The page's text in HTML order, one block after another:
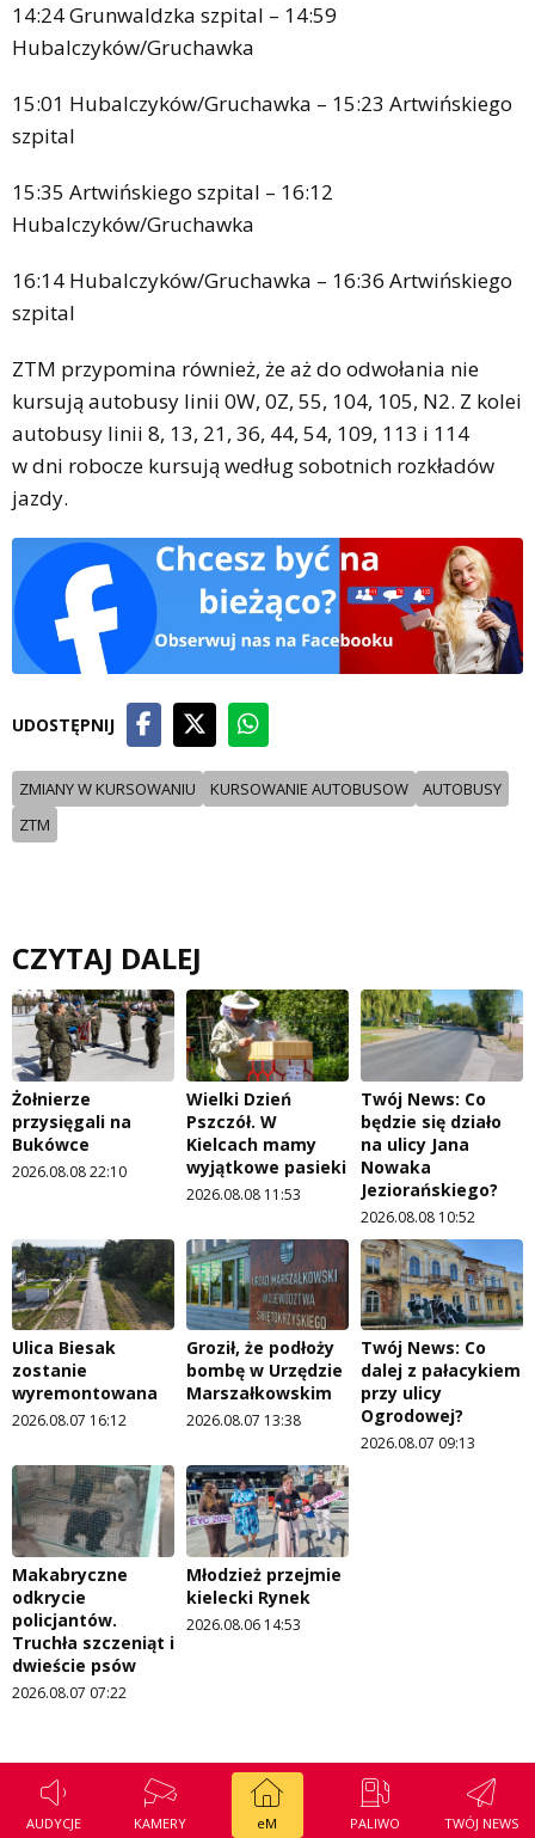
AUDYCJE KAMERY eM PALIWO TWÓJ NEWS
14:24 Grunwaldzka szpital – 14:59
Hubalczyków/Gruchawka
15:01 Hubalczyków/Gruchawka – 15:23 Artwińskiego
szpital
15:35 Artwińskiego szpital – 16:12
Hubalczyków/Gruchawka
16:14 Hubalczyków/Gruchawka – 16:36 Artwińskiego
szpital
ZTM przypomina również, że aż do odwołania nie
kursują autobusy linii 0W, 0Z, 55, 104, 105, N2. Z kolei
autobusy linii 8, 13, 21, 36, 44, 54, 109, 113 i 114
w dni robocze kursują według sobotnich rozkładów
jazdy.
UDOSTĘPNIJ
ZMIANY W KURSOWANIU KURSOWANIE AUTOBUSOW
AUTOBUSY
ZTM
CZYTAJ DALEJ
Żołnierze
przysięgali na
Bukówce
2026.08.08 22:10
Wielki Dzień
Pszczół. W
Kielcach mamy
wyjątkowe pasieki
2026.08.08 11:53
Twój News: Co
będzie się działo
na ulicy Jana
Nowaka
Jeziorańskiego?
2026.08.08 10:52
Ulica Biesak
zostanie
wyremontowana
2026.08.07 16:12
Groził, że podłoży
bombę w Urzędzie
Marszałkowskim
2026.08.07 13:38
Twój News: Co
dalej z pałacykiem
przy ulicy
Ogrodowej?
2026.08.07 09:13
Makabryczne
odkrycie
policjantów.
Truchła szczeniąt i
dwieście psów
2026.08.07 07:22
Młodzież przejmie
kielecki Rynek
2026.08.06 14:53